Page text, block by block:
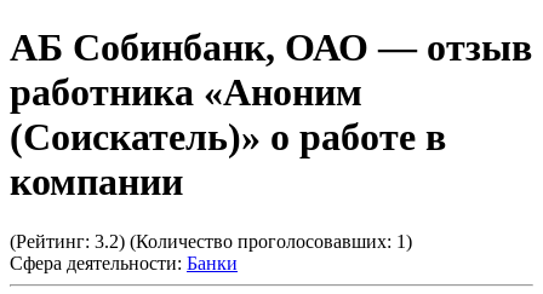
АБ Собинбанк, ОАО — отзыв
работника «Аноним
(Соискатель)» о работе в
компании
(Рейтинг: 3.2) (Количество проголосовавших: 1)
Сфера деятельности: Банки